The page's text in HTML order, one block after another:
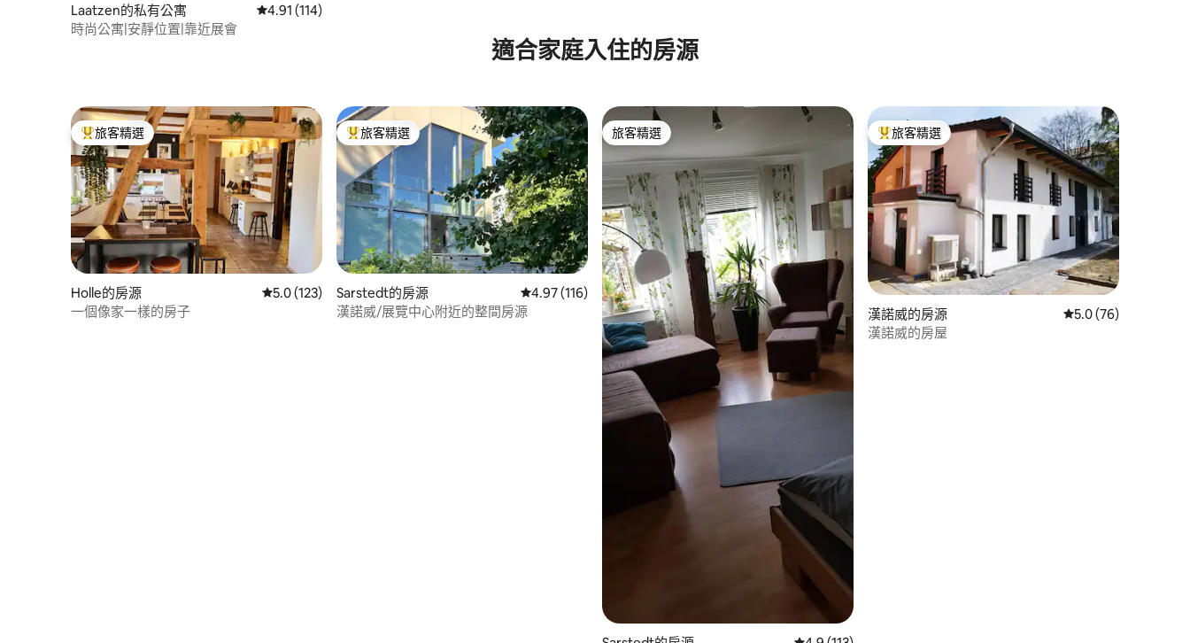
Laatzen的私有公寓 從 114 則評價中獲得 4.91 的平均評分（滿分 5 分）
4.91 (114)
時尚公寓|安靜位置|靠近展會
適合家庭入住的房源
旅客精選榜首
旅客精選
Holle的房源 從 123 則評價中獲得 5.0 的平均評分（滿分 5 分）
5.0 (123)
一個像家一樣的房子
旅客精選榜首
旅客精選
Sarstedt的房源 從 116 則評價中獲得 4.97 的平均評分（滿分 5 分）
4.97 (116)
漢諾威/展覽中心附近的整間房源
旅客精選
旅客精選 旅客精選榜首
旅客精選
漢諾威的房源 從 76 則評價中獲得
5.0 (76)
漢諾威的房屋